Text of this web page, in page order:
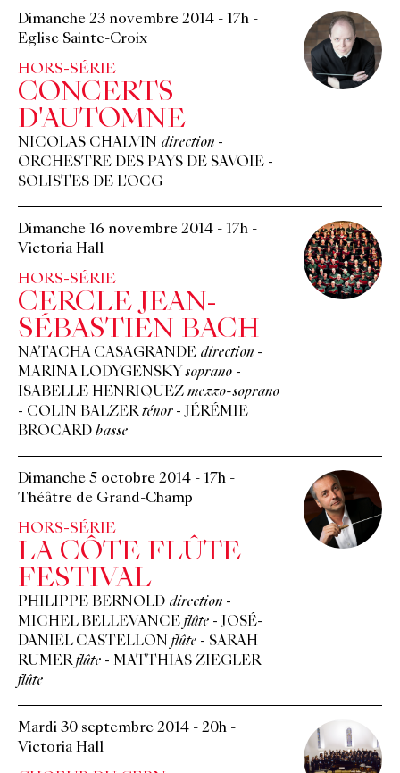
Dimanche 23 novembre 2014 - 17h -
Eglise Sainte-Croix
HORS-SÉRIE
CONCERTS
D'AUTOMNE
NICOLAS CHALVIN direction -
ORCHESTRE DES PAYS DE SAVOIE -
SOLISTES DE L'OCG
Dimanche 16 novembre 2014 - 17h -
Victoria Hall
HORS-SÉRIE
CERCLE JEAN-
SÉBASTIEN BACH
NATACHA CASAGRANDE direction -
MARINA LODYGENSKY soprano -
ISABELLE HENRIQUEZ mezzo-soprano
- COLIN BALZER ténor - JÉRÉMIE
BROCARD basse
Dimanche 5 octobre 2014 - 17h -
Théâtre de Grand-Champ
HORS-SÉRIE
LA CÔTE FLÛTE
FESTIVAL
PHILIPPE BERNOLD direction -
MICHEL BELLEVANCE flûte - JOSÉ-
DANIEL CASTELLON flûte - SARAH
RUMER flûte - MATTHIAS ZIEGLER
flûte
Mardi 30 septembre 2014 - 20h -
Victoria Hall